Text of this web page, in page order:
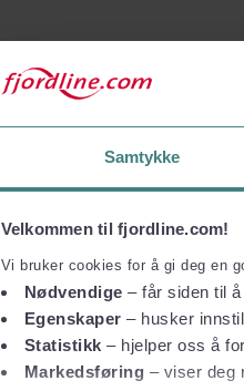
Samtykke
Velkommen til fjordline.com!
Vi bruker cookies for å gi deg en
Nødvendige – får siden til
Egenskaper – husker
Statistikk – hjelper oss å
Markedsføring – viser deg